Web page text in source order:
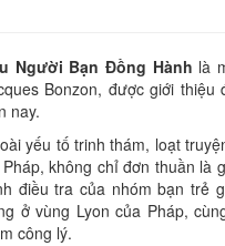
Người Bạn Đồng Hành là
Bonzon, được giới
nay.
yếu tố trinh thám, loạt
không chỉ đơn thuần là
điều tra của nhóm bạn trẻ
ở vùng Lyon của Pháp,
công lý.